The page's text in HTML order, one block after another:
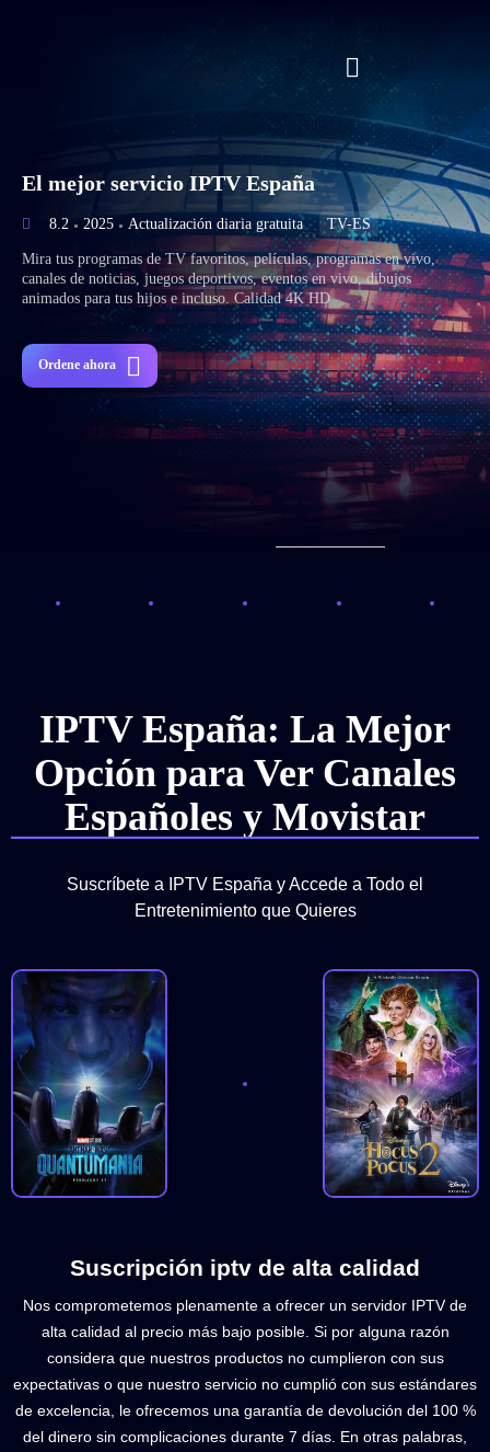
El mejor servicio IPTV España
8.2 2025 Actualización diaria gratuita TV-ES
Mira tus programas de TV favoritos, películas, programas en vivo,
canales de noticias, juegos deportivos, eventos en vivo, dibujos
animados para tus hijos e incluso. Calidad 4K HD
Ordene ahora
IPTV España: La Mejor
Opción para Ver Canales
Españoles y Movistar
Suscríbete a IPTV España y Accede a Todo el
Entretenimiento que Quieres
Suscripción iptv de alta calidad
Nos comprometemos plenamente a ofrecer un servidor IPTV de
alta calidad al precio más bajo posible. Si por alguna razón
considera que nuestros productos no cumplieron con sus
expectativas o que nuestro servicio no cumplió con sus estándares
de excelencia, le ofrecemos una garantía de devolución del 100 %
del dinero sin complicaciones durante 7 días. En otras palabras,